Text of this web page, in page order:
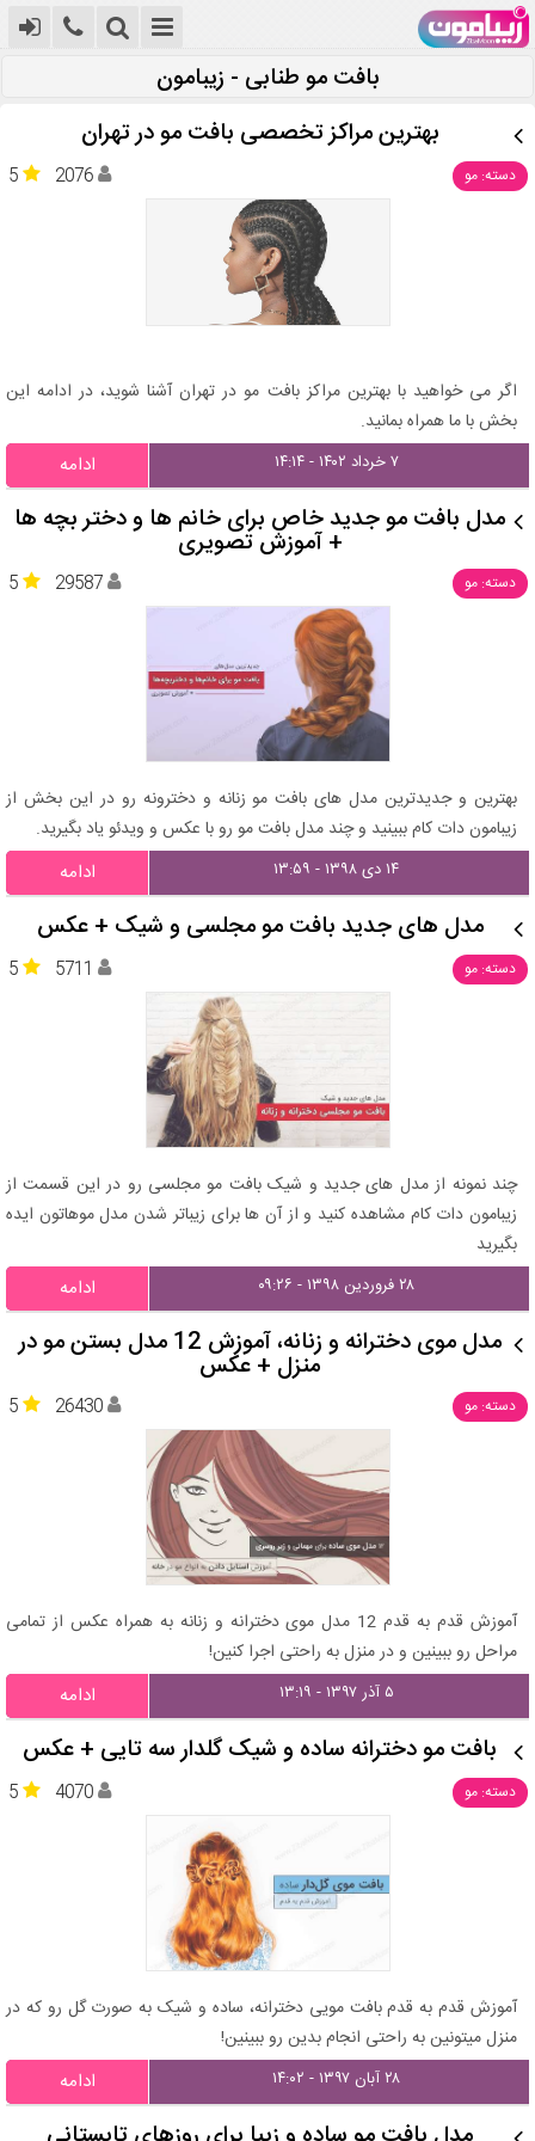
بافت مو طنابی - زیبامون
بهترین مراکز تخصصی بافت مو در تهران
دسته: مو 5 2076
اگر می خواهید با بهترین مراکز بافت مو در تهران آشنا شوید، در ادامه این
بخش با ما همراه بمانید.
۷ خرداد ۱۴۰۲ - ۱۴:۱۴ ادامه
مدل بافت مو جدید خاص برای خانم ها و دختر بچه ها
+ آموزش تصویری
دسته: مو 5 29587
بهترین و جدیدترین مدل های بافت مو زنانه و دخترونه رو در این بخش از
زیبامون دات کام ببینید و چند مدل بافت مو رو با عکس و ویدئو یاد بگیرید.
۱۴ دی ۱۳۹۸ - ۱۳:۵۹ ادامه
مدل های جدید بافت مو مجلسی و شیک + عکس
دسته: مو 5 5711
چند نمونه از مدل های جدید و شیک بافت مو مجلسی رو در این قسمت از
زیبامون دات کام مشاهده کنید و از آن ها برای زیباتر شدن مدل موهاتون ایده
بگیرید
۲۸ فروردین ۱۳۹۸ - ۰۹:۲۶ ادامه
مدل موی دخترانه و زنانه، آموزش 12 مدل بستن مو در
منزل + عکس
دسته: مو 5 26430
آموزش قدم به قدم 12 مدل موی دخترانه و زنانه به همراه عکس از تمامی
مراحل رو ببینین و در منزل به راحتی اجرا کنین!
۵ آذر ۱۳۹۷ - ۱۳:۱۹ ادامه
بافت مو دخترانه ساده و شیک گلدار سه تایی + عکس
دسته: مو 5 4070
آموزش قدم به قدم بافت مویی دخترانه، ساده و شیک به صورت گل رو که در
منزل میتونین به راحتی انجام بدین رو ببینین!
۲۸ آبان ۱۳۹۷ - ۱۴:۰۲ ادامه